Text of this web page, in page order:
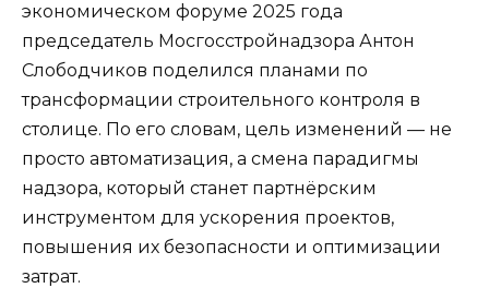
экономическом форуме 2025 года
председатель Мосгосстройнадзора Антон
Слободчиков поделился планами по
трансформации строительного контроля в
столице. По его словам, цель изменений — не
просто автоматизация, а смена парадигмы
надзора, который станет партнёрским
инструментом для ускорения проектов,
повышения их безопасности и оптимизации
затрат.